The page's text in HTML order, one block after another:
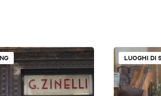
LUOGHI DI
Vie e cammini Parchi e Giardini
Parchi tematici Archeologia industriale